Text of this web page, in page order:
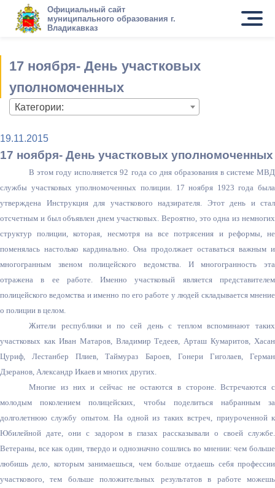
Официальный сайт
муниципального образования г.
Владикавказ
17 ноября- День участковых
уполномоченных
Категории:
19.11.2015
17 ноября- День участковых уполномоченных
В этом году исполняется 92 года со дня образования в системе МВД
службы участковых уполномоченных полиции. 17 ноября 1923 года была
утверждена Инструкция для участкового надзирателя. Этот день и стал
отсчетным и был объявлен днем участковых. Вероятно, это одна из немногих
структур полиции, которая, несмотря на все потрясения и реформы, не
поменялась настолько кардинально. Она продолжает оставаться важным и
многогранным звеном полицейского ведомства. И многогранность эта
отражена в ее работе. Именно участковый является представителем
полицейского ведомства и именно по его работе у людей складывается мнение
о полиции в целом.
Жители республики и по сей день с теплом вспоминают таких
участковых как Иван Матаров, Владимир Тедеев, Арташ Кумаритов, Хасан
Цуриф, Лестанбер Плиев, Таймураз Бароев, Гонери Гиголаев, Герман
Дзеранов, Александр Икаев и многих других.
Многие из них и сейчас не остаются в стороне. Встречаются с
молодым поколением полицейских, чтобы поделиться набранным за
долголетнюю службу опытом. На одной из таких встреч, приуроченной к
Юбилейной дате, они с задором в глазах рассказывали о своей службе.
Ветераны, все как один, твердо и однозначно сошлись во мнении: чем больше
любишь дело, которым занимаешься, чем больше отдаешь себя профессии
участкового, тем больше положительных результатов в работе можешь